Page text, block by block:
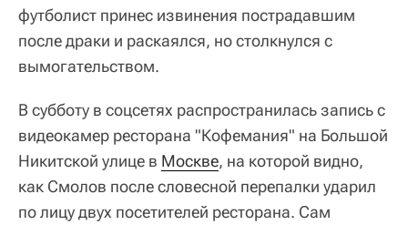
футболист принес извинения пострадавшим
после драки и раскаялся, но столкнулся с
вымогательством.
В субботу в соцсетях распространилась запись с
видеокамер ресторана "Кофемания" на Большой
Никитской улице в Москве, на которой видно,
как Смолов после словесной перепалки ударил
по лицу двух посетителей ресторана. Сам